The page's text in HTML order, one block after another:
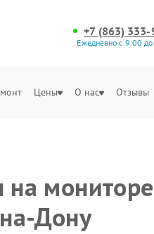
+7 (863)
Ежедневно с 9:00
Цены О нас Отзывы
мониторе
Дону